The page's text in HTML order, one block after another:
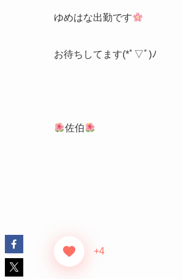
ゆめはな出勤です
お待ちしてます(*ﾟ▽ﾟ)ﾉ
佐伯
+4